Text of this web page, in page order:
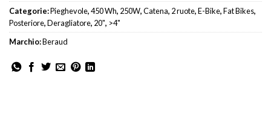
Categorie:Pieghevole,450 Wh, 250W,Catena, 2 ruote,E-Bike,Fat Bikes,
Posteriore,Deragliatore, 20", >4"
Marchio:Beraud